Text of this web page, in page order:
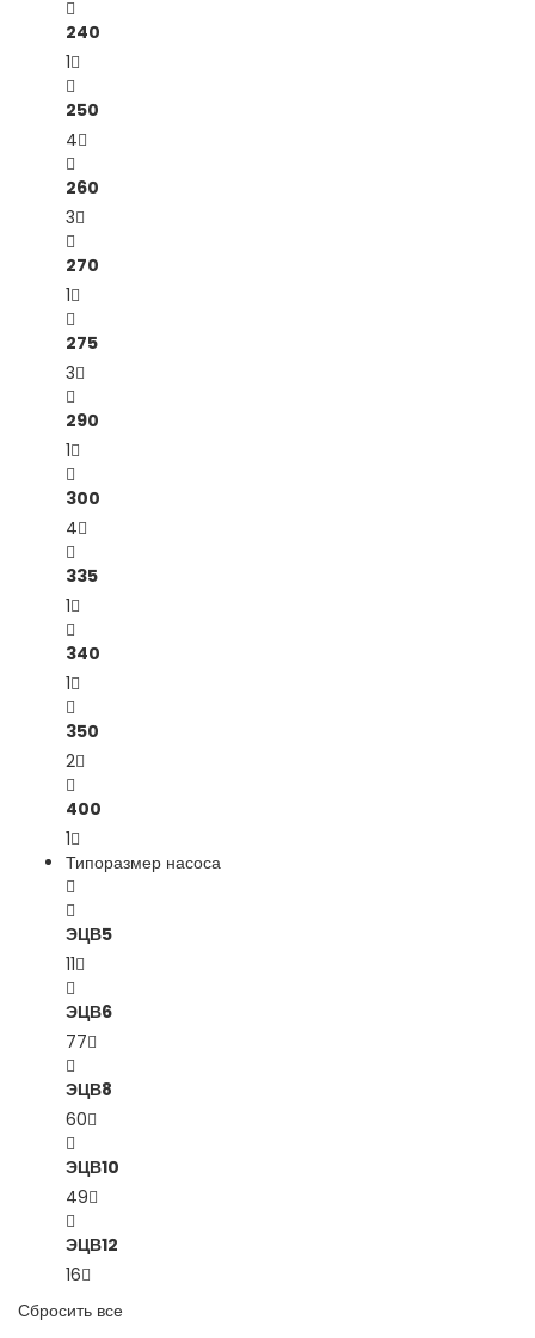
240
1
250
4
260
3
270
1
275
3
290
1
300
4
335
1
340
1
350
2
400
1
Типоразмер насоса
ЭЦВ5
11
ЭЦВ6
77
ЭЦВ8
60
ЭЦВ10
49
ЭЦВ12
16
Сбросить все